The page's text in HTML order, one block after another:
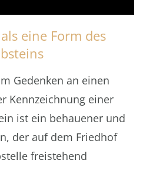
eine Form des
Gedenken an einen
Kennzeichnung einer
ist ein behauener und
der auf dem Friedhof
freistehend